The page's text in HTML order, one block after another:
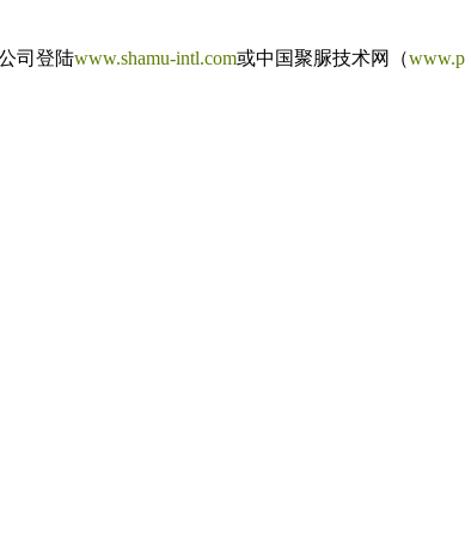
司登陆www.shamu-intl.com或中国聚脲技术网（